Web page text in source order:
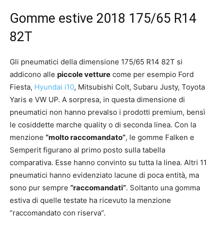
Gomme estive 2018 175/65 R14
82T
Gli pneumatici della dimensione 175/65 R14 82T si
addicono alle piccole vetture come per esempio Ford
Fiesta, Hyundai i10, Mitsubishi Colt, Subaru Justy, Toyota
Yaris e VW UP. A sorpresa, in questa dimensione di
pneumatici non hanno prevalso i prodotti premium, bensì
le cosiddette marche quality o di seconda linea. Con la
menzione “molto raccomandato”, le gomme Falken e
Semperit figurano al primo posto sulla tabella
comparativa. Esse hanno convinto su tutta la linea. Altri 11
pneumatici hanno evidenziato lacune di poca entità, ma
sono pur sempre “raccomandati”. Soltanto una gomma
estiva di quelle testate ha ricevuto la menzione
“raccomandato con riserva”.